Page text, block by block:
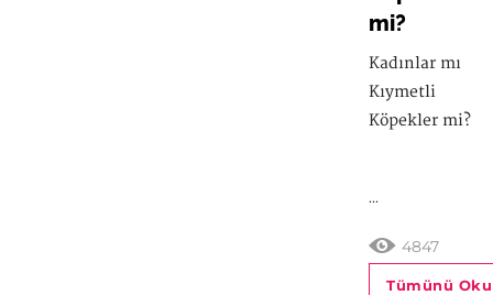
mi?
Kadınlar mı
Kıymetli
Köpekler mi?
...
4847
Tümünü Oku